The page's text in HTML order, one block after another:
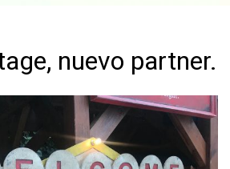
nuevo partner.